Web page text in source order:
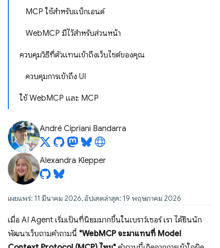
MCP ใช้สำหรับแบ็กเอนด์
WebMCP มีไว้สำหรับส่วนหน้า
ควบคุมวิธีที่ตัวแทนเข้าถึงเว็บไซต์ของคุณ
ควบคุมการเข้าถึง UI
ใช้ WebMCP และ MCP
André Cipriani Bandarra
Alexandra Klepper
เผยแพร่: 11 มีนาคม 2026, อัปเดตล่าสุด: 19 พฤษภาคม 2026
เมื่อ AI Agent เริ่มเป็นที่นิยมมากขึ้นในเบราว์เซอร์ เรา ได้ยินนัก
พัฒนาเว็บถามคำถามนี้ "WebMCP จะมาแทนที่ Model